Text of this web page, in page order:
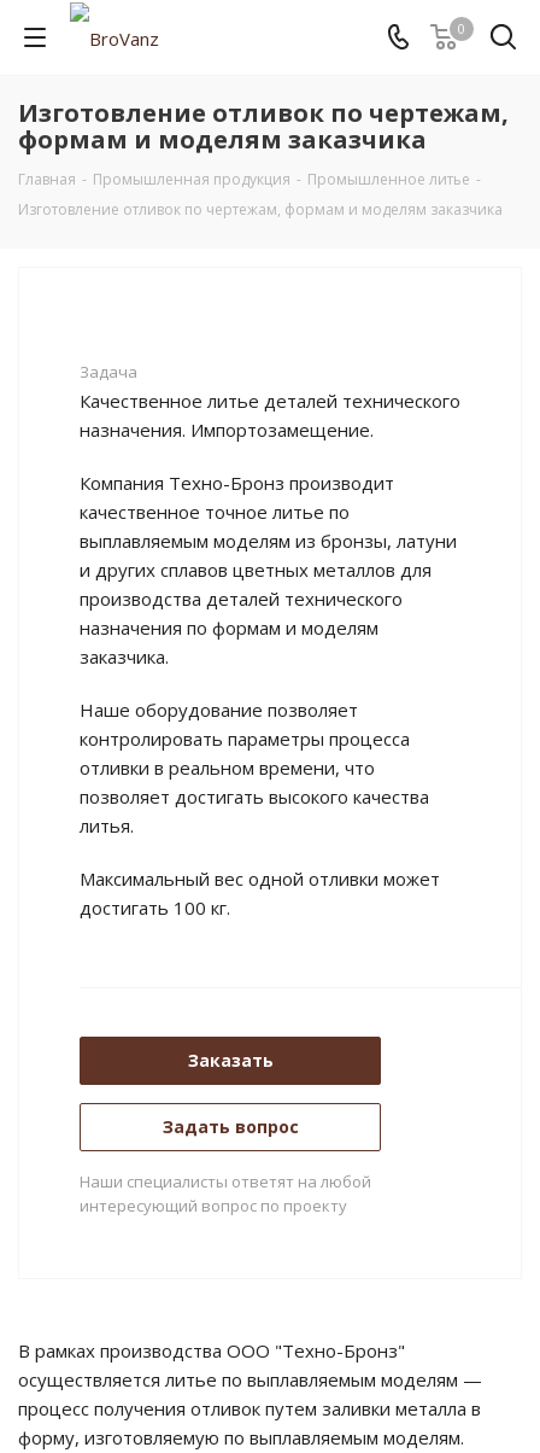
0
Изготовление отливок по чертежам,
формам и моделям заказчика
Главная - Промышленная продукция - Промышленное литье -
Изготовление отливок по чертежам, формам и моделям заказчика
Задача
Качественное литье деталей технического
назначения. Импортозамещение.
Компания Техно-Бронз производит
качественное точное литье по
выплавляемым моделям из бронзы, латуни
и других сплавов цветных металлов для
производства деталей технического
назначения по формам и моделям
заказчика.
Наше оборудование позволяет
контролировать параметры процесса
отливки в реальном времени, что
позволяет достигать высокого качества
литья.
Максимальный вес одной отливки может
достигать 100 кг.
Заказать
Задать вопрос
Наши специалисты ответят на любой
интересующий вопрос по проекту
В рамках производства ООО "Техно-Бронз"
осуществляется литье по выплавляемым моделям —
процесс получения отливок путем заливки металла в
форму, изготовляемую по выплавляемым моделям.